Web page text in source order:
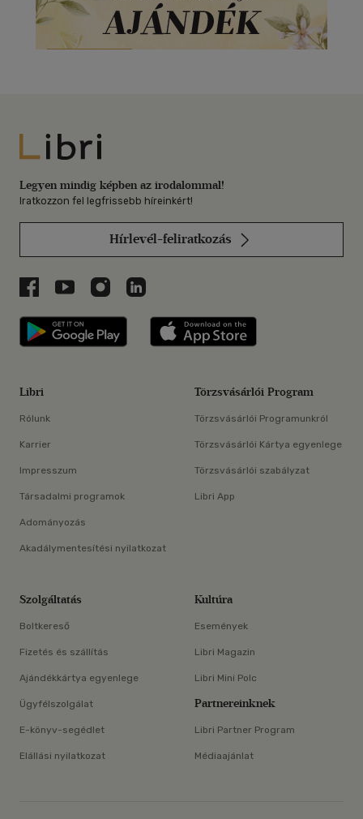
Libri
Legyen mindig képben az irodalommal!
Iratkozzon fel legfrissebb híreinkért!
Hírlevél-feliratkozás
Libri a Facebookon
Libri a Youtube-on
Libri az Instagramon
Libri a LinkedInen
Libri applikáció Szerezd meg: Google
Libri
Rólunk
Karrier
Impresszum
Társadalmi programok
Adományozás
Akadálymentesítési nyilatkozat
Törzsvásárlói Program
Törzsvásárlói Programunkról
Törzsvásárlói Kártya egyenlege
Törzsvásárlói szabályzat
Libri App
Szolgáltatás
Boltkereső
Fizetés és szállítás
Ajándékkártya egyenlege
Ügyfélszolgálat
E-könyv-segédlet
Elállási nyilatkozat
Kultúra
Események
Libri Magazin
Libri Mini Polc
Partnereinknek
Libri Partner Program
Médiaajánlat